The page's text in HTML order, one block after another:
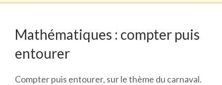
Mathématiques : compter puis
entourer
Compter puis entourer, sur le thème du carnaval.